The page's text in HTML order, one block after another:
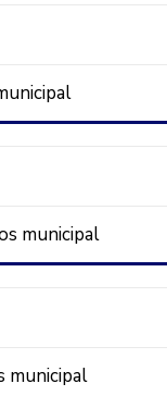
municipal
municipal